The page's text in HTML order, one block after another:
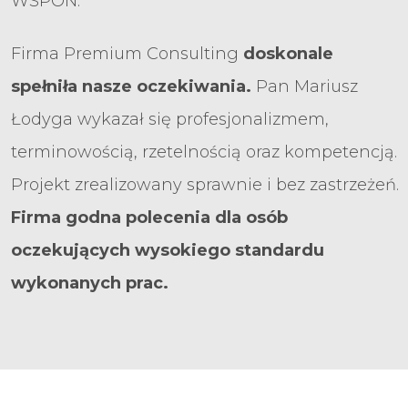
Firma Premium Consulting doskonale
spełniła nasze oczekiwania. Pan Mariusz
Łodyga wykazał się profesjonalizmem,
terminowością, rzetelnością oraz kompetencją.
Projekt zrealizowany sprawnie i bez zastrzeżeń.
Firma godna polecenia dla osób
oczekujących wysokiego standardu
wykonanych prac.